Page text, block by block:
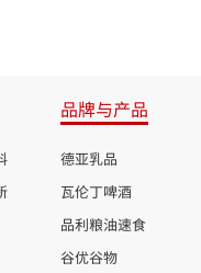
品牌与产品
德亚乳品
瓦伦丁啤酒
品利粮油速食
谷优谷物